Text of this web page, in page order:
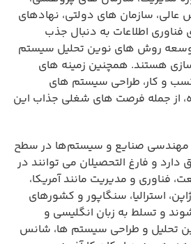
عالی، سازمان های دولتی، نهادهای
اطلاعات به دنبال جذب
روش های نوین تحلیل سیستم
هستند. همچنین زمینه های
و کار، طراحی سیستم های
از جمله فرصت های شغلی جذاب این
مهندسی صنایع و سیستم‌ها در سطح
دارد و فارغ التحصیلان می توانند در
فناوری و مدیریت مانند آمریکا،
ژاپن، استرالیا، سنگاپور و کشورهای
و تسلط به زبان انگلیسی و
تحلیل و طراحی سیستم ها، شانس